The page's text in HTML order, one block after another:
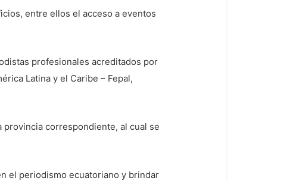
entre ellos el acceso a eventos
profesionales acreditados por
Latina y el Caribe – Fepal,
correspondiente, al cual se
el periodismo ecuatoriano y brindar